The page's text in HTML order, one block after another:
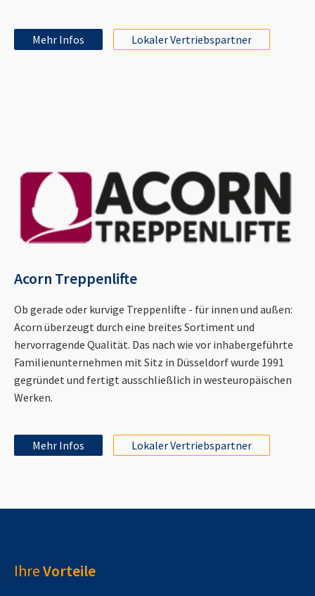
Mehr Infos Lokaler Vertriebspartner
Acorn Treppenlifte
Ob gerade oder kurvige Treppenlifte - für innen und außen:
Acorn überzeugt durch eine breites Sortiment und
hervorragende Qualität. Das nach wie vor inhabergeführte
Familienunternehmen mit Sitz in Düsseldorf wurde 1991
gegründet und fertigt ausschließlich in westeuropäischen
Werken.
Mehr Infos Lokaler Vertriebspartner
IhreVorteile